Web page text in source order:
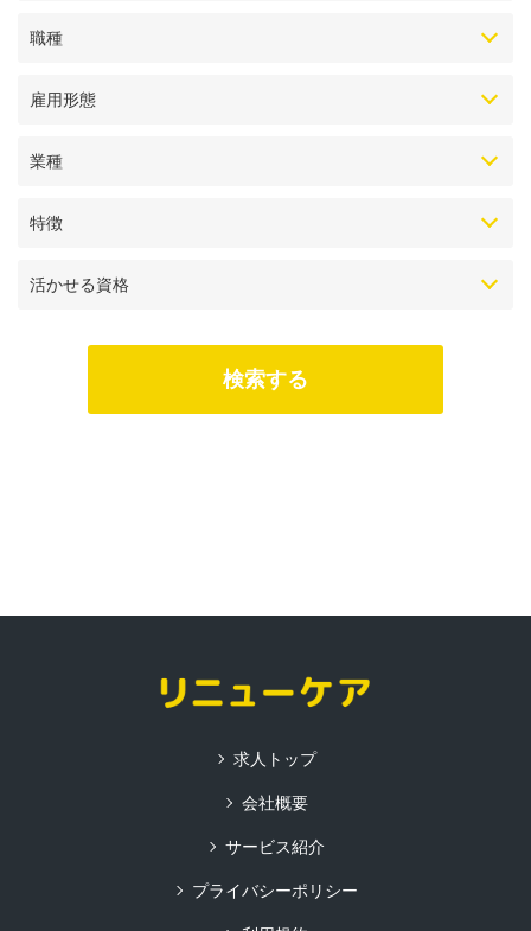
職種
雇用形態
業種
特徴
活かせる資格
求人トップ
会社概要
サービス紹介
プライバシーポリシー